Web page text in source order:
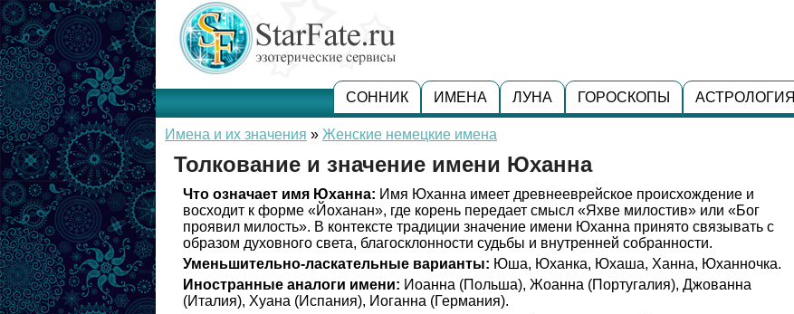
СОННИК ИМЕНА ЛУНА ГОРОСКОПЫ АСТРОЛОГИЯ
Имена и их значения » Женские немецкие имена
Толкование и значение имени Юханна
Что означает имя Юханна: Имя Юханна имеет древнееврейское происхождение и
восходит к форме «Йоханан», где корень передает смысл «Яхве милостив» или «Бог
проявил милость». В контексте традиции значение имени Юханна принято связывать с
образом духовного света, благосклонности судьбы и внутренней собранности.
Уменьшительно-ласкательные варианты: Юша, Юханка, Юхаша, Ханна, Юханночка.
Иностранные аналоги имени: Иоанна (Польша), Жоанна (Португалия), Джованна
(Италия), Хуана (Испания), Иоганна (Германия).